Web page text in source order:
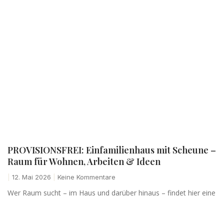
PROVISIONSFREI: Einfamilienhaus mit Scheune –
Raum für Wohnen, Arbeiten & Ideen
12. Mai 2026 Keine Kommentare
Wer Raum sucht – im Haus und darüber hinaus – findet hier eine